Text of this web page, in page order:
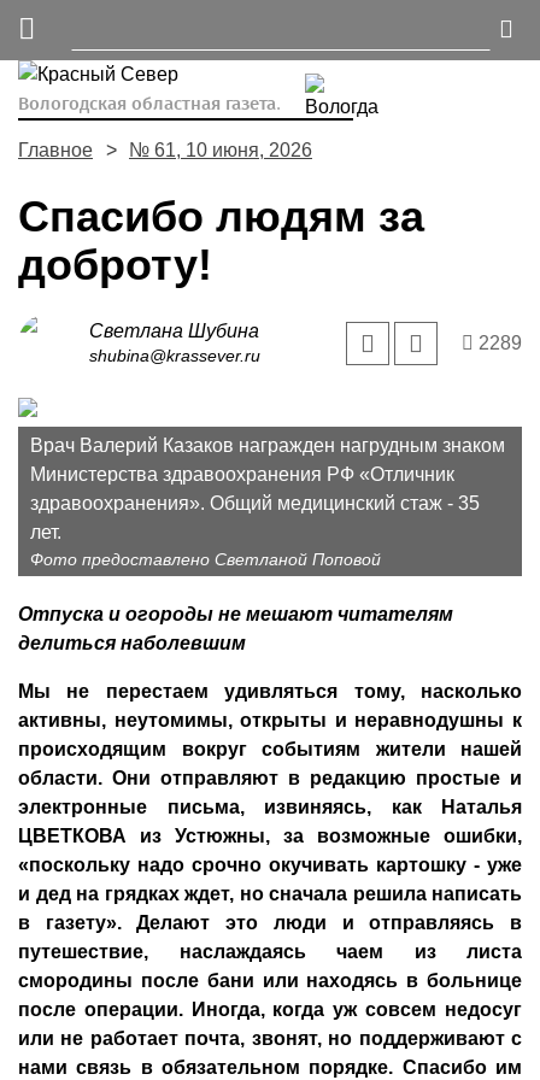
Вологодская областная газета.
Главное № 61, 10 июня, 2026
Спасибо людям за
доброту!
Светлана Шубина
shubina@krassever.ru
2289
Врач Валерий Казаков награжден нагрудным знаком
Министерства здравоохранения РФ «Отличник
здравоохранения». Общий медицинский стаж - 35
лет.
Фото предоставлено Светланой Поповой
Отпуска и огороды не мешают читателям
делиться наболевшим
Мы не перестаем удивляться тому, насколько
активны, неутомимы, открыты и неравнодушны к
происходящим вокруг событиям жители нашей
области. Они отправляют в редакцию простые и
электронные письма, извиняясь, как Наталья
ЦВЕТКОВА из Устюжны, за возможные ошибки,
«поскольку надо срочно окучивать картошку - уже
и дед на грядках ждет, но сначала решила написать
в газету». Делают это люди и отправляясь в
путешествие, наслаждаясь чаем из листа
смородины после бани или находясь в больнице
после операции. Иногда, когда уж совсем недосуг
или не работает почта, звонят, но поддерживают с
нами связь в обязательном порядке. Спасибо им